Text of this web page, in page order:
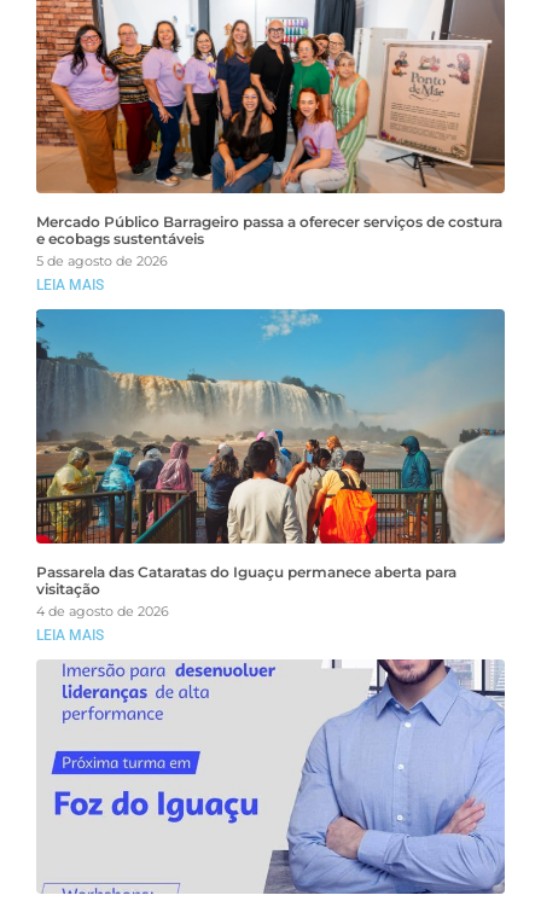
Mercado Público Barrageiro passa a oferecer serviços de costura
e ecobags sustentáveis
5 de agosto de 2026
LEIA MAIS
Passarela das Cataratas do Iguaçu permanece aberta para
visitação
4 de agosto de 2026
LEIA MAIS